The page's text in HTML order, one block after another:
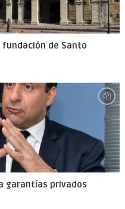
de Santo
garantías privados